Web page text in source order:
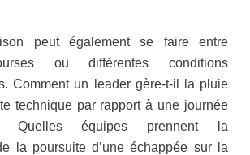
peut également se faire entre
ou différentes conditions
Comment un leader gère-t-il la pluie
technique par rapport à une journée
Quelles équipes prennent la
la poursuite d’une échappée sur la